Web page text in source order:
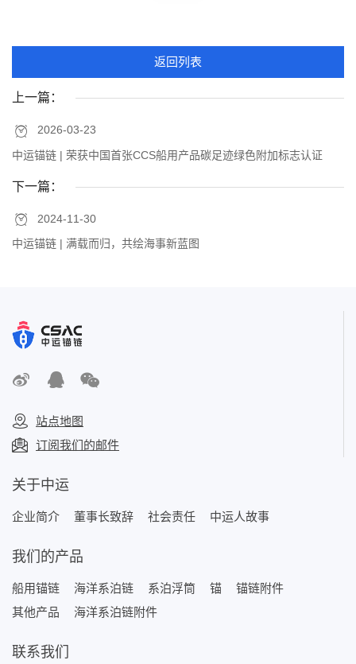
返回列表
上一篇：
2026-03-23
中运锚链 | 荣获中国首张CCS船用产品碳足迹绿色附加标志认证
下一篇：
2024-11-30
中运锚链 | 满载而归，共绘海事新蓝图
站点地图
订阅我们的邮件
关于中运
企业简介 董事长致辞 社会责任 中运人故事
我们的产品
船用锚链 海洋系泊链 系泊浮筒 锚
锚链附件
其他产品
海洋系泊链附件
联系我们